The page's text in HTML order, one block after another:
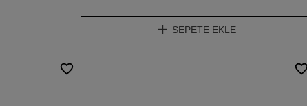
SEPETE EKLE